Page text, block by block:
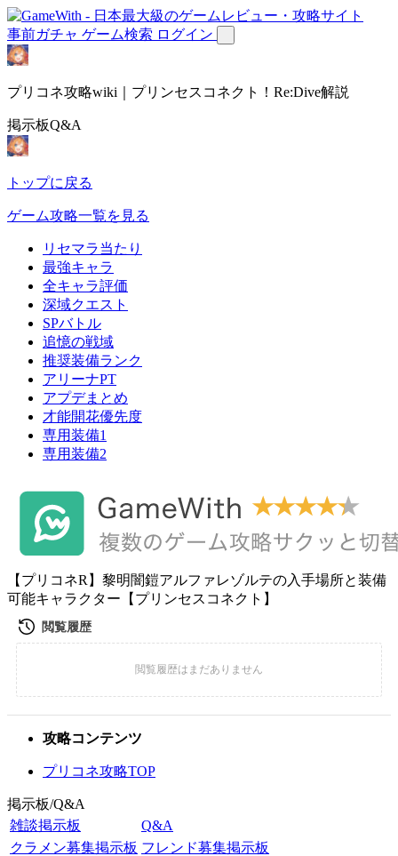
事前ガチャ ゲーム検索 ログイン
プリコネ攻略wiki｜プリンセスコネクト！Re:Dive解説
掲示板Q&A
トップに戻る
ゲーム攻略一覧を見る
リセマラ当たり
最強キャラ
全キャラ評価
深域クエスト
SPバトル
追憶の戦域
推奨装備ランク
アリーナPT
アプデまとめ
才能開花優先度
専用装備1
専用装備2
【プリコネR】黎明闇鎧アルファレゾルテの入手場所と装備
可能キャラクター【プリンセスコネクト】
攻略コンテンツ
プリコネ攻略TOP
掲示板/Q&A
雑談掲示板
Q&A
クラメン募集掲示板 フレンド募集掲示板